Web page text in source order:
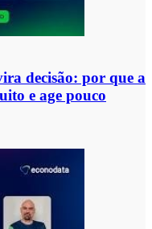
decisão: por que a
e age pouco